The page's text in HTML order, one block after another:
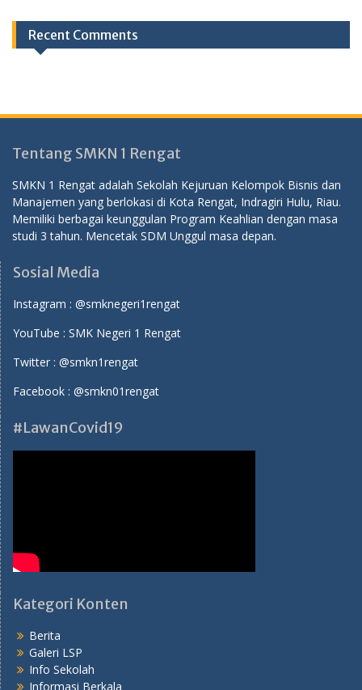
Recent Comments
Tentang SMKN 1 Rengat
SMKN 1 Rengat adalah Sekolah Kejuruan Kelompok Bisnis dan
Manajemen yang berlokasi di Kota Rengat, Indragiri Hulu, Riau.
Memiliki berbagai keunggulan Program Keahlian dengan masa
studi 3 tahun. Mencetak SDM Unggul masa depan.
Sosial Media
Instagram : @smknegeri1rengat
YouTube : SMK Negeri 1 Rengat
Twitter : @smkn1rengat
Facebook : @smkn01rengat
#LawanCovid19
Kategori Konten
Berita
Galeri LSP
Info Sekolah
Informasi Berkala